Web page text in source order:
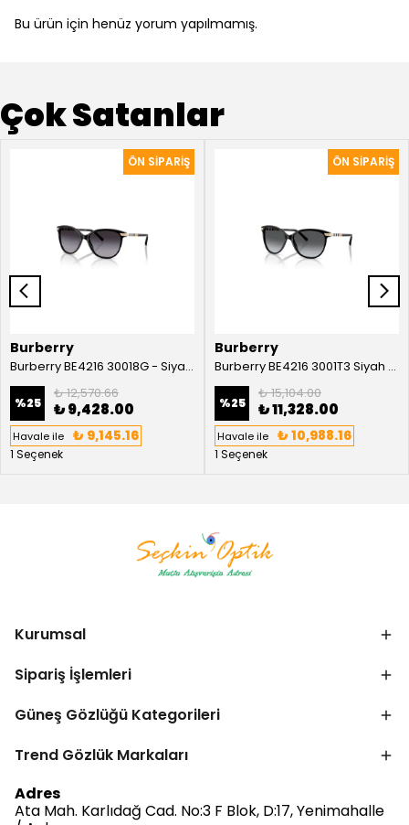
Bu ürün için henüz yorum yapılmamış.
Çok Satanlar
Burberry
Burberry BE4216 30018G - Siyah Kadın Güneş Gözlüğü
%25
₺ 12,570.66
₺ 9,428.00
Havale ile ₺ 9,145.16
1 Seçenek
Burberry
Burberry BE4216 3001T3 Siyah Kadın Güneş Gözlüğü
%25
₺ 15,104.00
₺ 11,328.00
Havale ile ₺ 10,988.16
1 Seçenek
Kurumsal
Sipariş İşlemleri
Güneş Gözlüğü Kategorileri
Trend Gözlük Markaları
Adres
Ata Mah. Karlıdağ Cad. No:3 F Blok, D:17, Yenimahalle